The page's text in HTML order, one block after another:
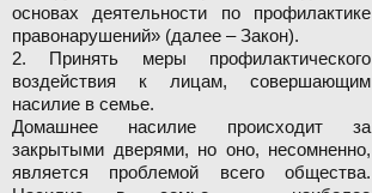
основах деятельности по профилактике
правонарушений» (далее – Закон).
2. Принять меры профилактического
воздействия к лицам, совершающим
насилие в семье.
Домашнее насилие происходит за
закрытыми дверями, но оно, несомненно,
является проблемой всего общества.